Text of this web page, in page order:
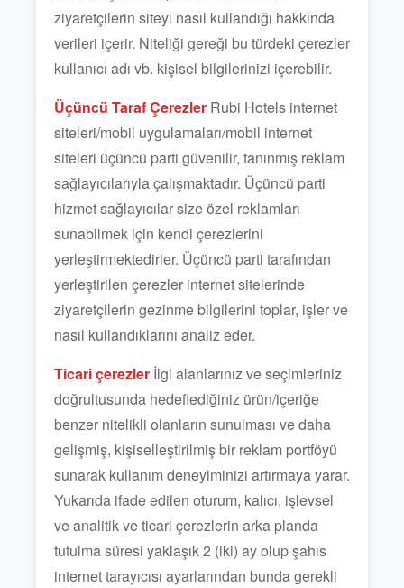
ziyaretçilerin siteyi nasıl kullandığı hakkında
verileri içerir. Niteliği gereği bu türdeki çerezler
kullanıcı adı vb. kişisel bilgilerinizi içerebilir.
Üçüncü Taraf Çerezler Rubi Hotels internet
siteleri/mobil uygulamaları/mobil internet
siteleri üçüncü parti güvenilir, tanınmış reklam
sağlayıcılarıyla çalışmaktadır. Üçüncü parti
hizmet sağlayıcılar size özel reklamları
sunabilmek için kendi çerezlerini
yerleştirmektedirler. Üçüncü parti tarafından
yerleştirilen çerezler internet sitelerinde
ziyaretçilerin gezinme bilgilerini toplar, işler ve
nasıl kullandıklarını analiz eder.
Ticari çerezler İlgi alanlarınız ve seçimleriniz
doğrultusunda hedeflediğiniz ürün/içeriğe
benzer nitelikli olanların sunulması ve daha
gelişmiş, kişiselleştirilmiş bir reklam portföyü
sunarak kullanım deneyiminizi artırmaya yarar.
Yukarıda ifade edilen oturum, kalıcı, işlevsel
ve analitik ve ticari çerezlerin arka planda
tutulma süresi yaklaşık 2 (iki) ay olup şahıs
internet tarayıcısı ayarlarından bunda gerekli